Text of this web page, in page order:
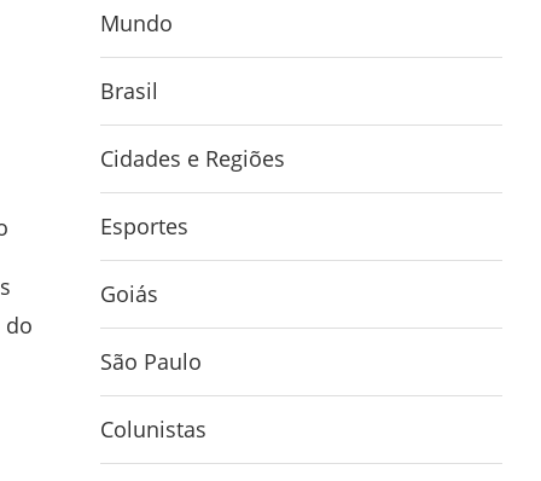
do
Mundo
Brasil
Cidades e Regiões
Esportes
Goiás
São Paulo
Colunistas